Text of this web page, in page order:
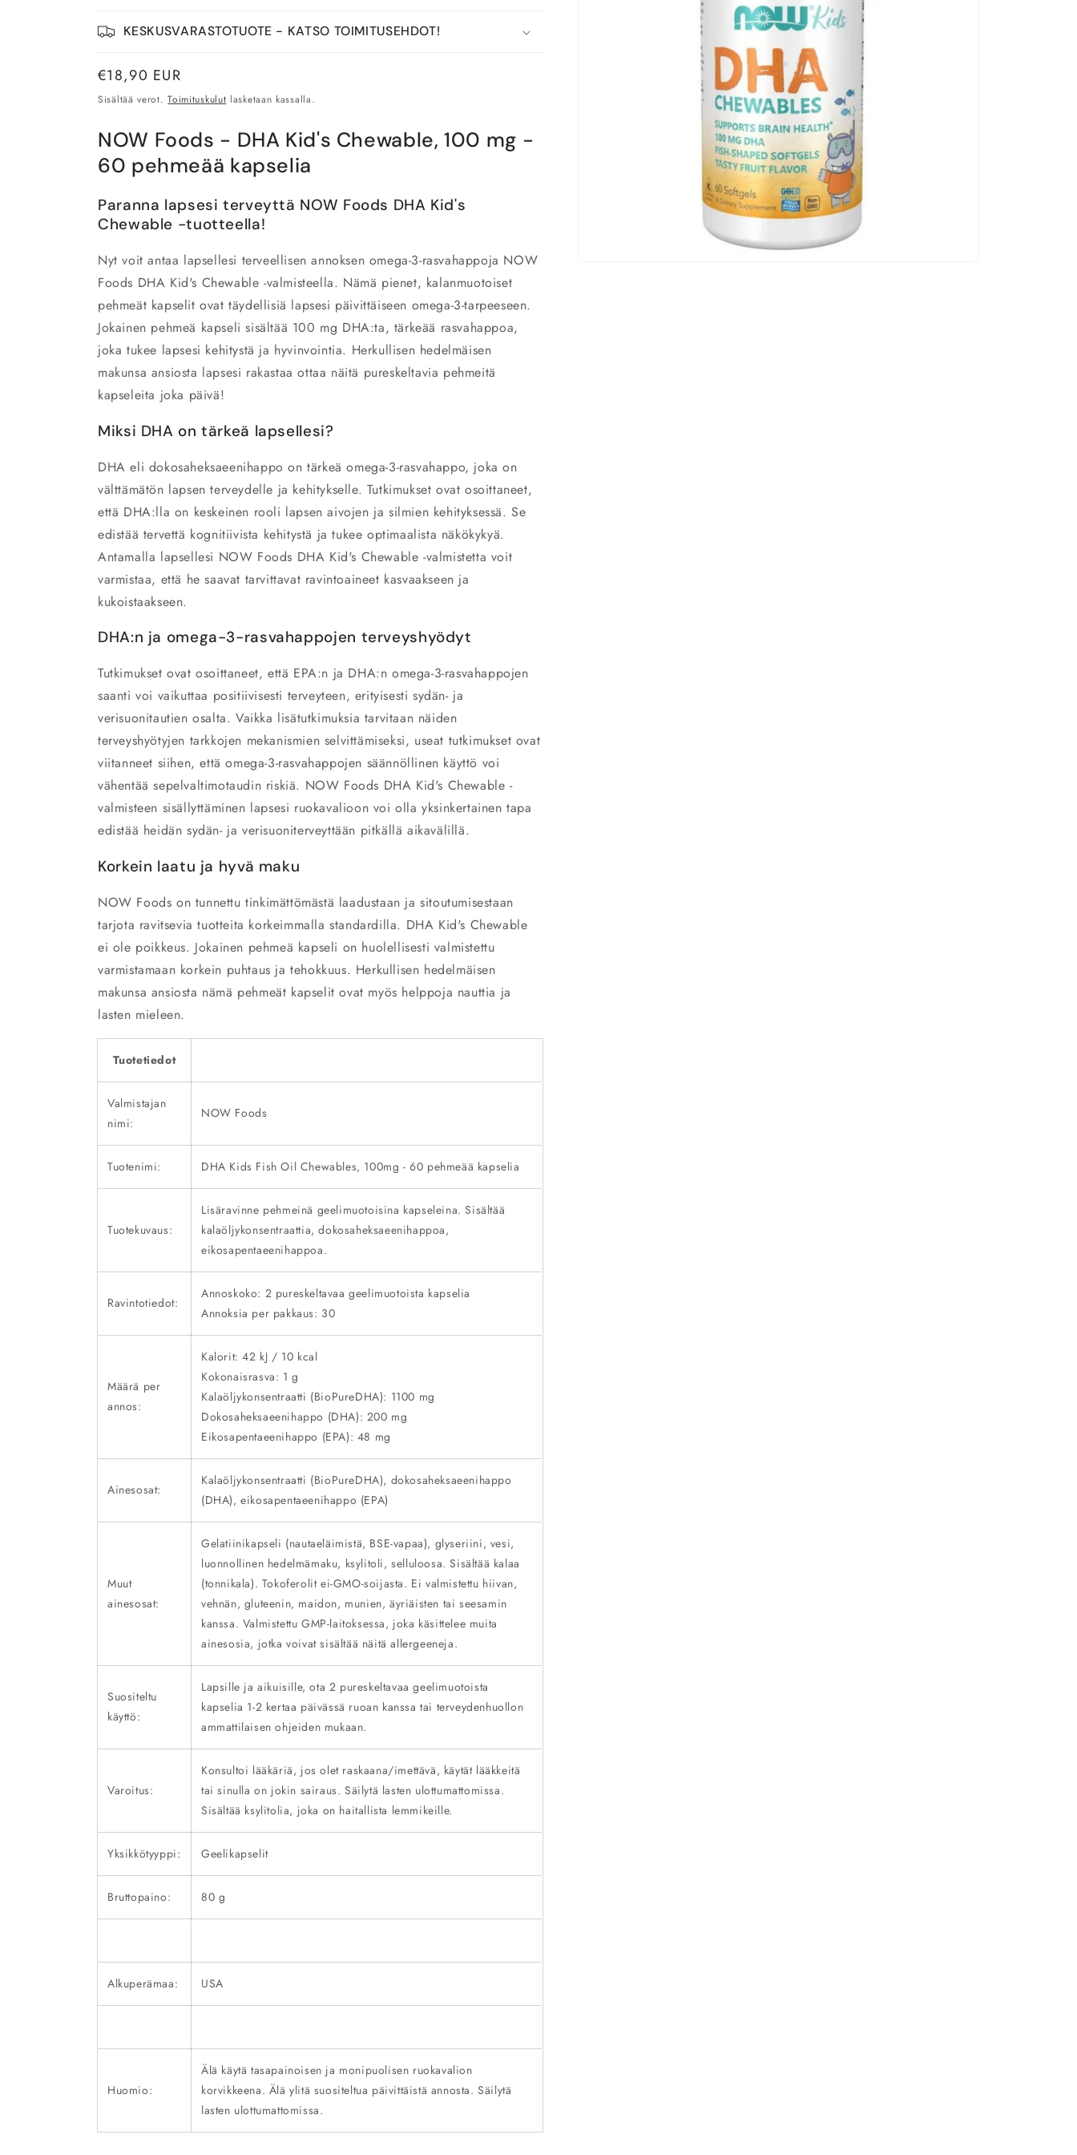
KESKUSVARASTOTUOTE - KATSO TOIMITUSEHDOT!
Normaalihinta
€18,90 EUR
Sisältää verot.Toimituskulut lasketaan kassalla.
NOW Foods - DHA Kid's Chewable, 100 mg -
60 pehmeää kapselia
Paranna lapsesi terveyttä NOW Foods DHA Kid's
Chewable -tuotteella!
Nyt voit antaa lapsellesi terveellisen annoksen omega-3-rasvahappoja NOW
Foods DHA Kid's Chewable -valmisteella. Nämä pienet, kalanmuotoiset
pehmeät kapselit ovat täydellisiä lapsesi päivittäiseen omega-3-tarpeeseen.
Jokainen pehmeä kapseli sisältää 100 mg DHA:ta, tärkeää rasvahappoa,
joka tukee lapsesi kehitystä ja hyvinvointia. Herkullisen hedelmäisen
makunsa ansiosta lapsesi rakastaa ottaa näitä pureskeltavia pehmeitä
kapseleita joka päivä!
Miksi DHA on tärkeä lapsellesi?
DHA eli dokosaheksaeenihappo on tärkeä omega-3-rasvahappo, joka on
välttämätön lapsen terveydelle ja kehitykselle. Tutkimukset ovat osoittaneet,
että DHA:lla on keskeinen rooli lapsen aivojen ja silmien kehityksessä. Se
edistää tervettä kognitiivista kehitystä ja tukee optimaalista näkökykyä.
Antamalla lapsellesi NOW Foods DHA Kid's Chewable -valmistetta voit
varmistaa, että he saavat tarvittavat ravintoaineet kasvaakseen ja
kukoistaakseen.
DHA:n ja omega-3-rasvahappojen terveyshyödyt
Tutkimukset ovat osoittaneet, että EPA:n ja DHA:n omega-3-rasvahappojen
saanti voi vaikuttaa positiivisesti terveyteen, erityisesti sydän- ja
verisuonitautien osalta. Vaikka lisätutkimuksia tarvitaan näiden
terveyshyötyjen tarkkojen mekanismien selvittämiseksi, useat tutkimukset ovat
viitanneet siihen, että omega-3-rasvahappojen säännöllinen käyttö voi
vähentää sepelvaltimotaudin riskiä. NOW Foods DHA Kid's Chewable -
valmisteen sisällyttäminen lapsesi ruokavalioon voi olla yksinkertainen tapa
edistää heidän sydän- ja verisuoniterveyttään pitkällä aikavälillä.
Korkein laatu ja hyvä maku
NOW Foods on tunnettu tinkimättömästä laadustaan ja sitoutumisestaan
tarjota ravitsevia tuotteita korkeimmalla standardilla. DHA Kid's Chewable
ei ole poikkeus. Jokainen pehmeä kapseli on huolellisesti valmistettu
varmistamaan korkein puhtaus ja tehokkuus. Herkullisen hedelmäisen
makunsa ansiosta nämä pehmeät kapselit ovat myös helppoja nauttia ja
lasten mieleen.
Tuotetiedot
Valmistajan
nimi:
NOW Foods
Tuotenimi: DHA Kids Fish Oil Chewables, 100mg - 60 pehmeää kapselia
Tuotekuvaus:
Lisäravinne pehmeinä geelimuotoisina kapseleina. Sisältää
kalaöljykonsentraattia, dokosaheksaeenihappoa,
eikosapentaeenihappoa.
Ravintotiedot:
Annoskoko: 2 pureskeltavaa geelimuotoista kapselia
Annoksia per pakkaus: 30
Määrä per
annos:
Kalorit: 42 kJ / 10 kcal
Kokonaisrasva: 1 g
Kalaöljykonsentraatti (BioPureDHA): 1100 mg
Dokosaheksaeenihappo (DHA): 200 mg
Eikosapentaeenihappo (EPA): 48 mg
Ainesosat:
Kalaöljykonsentraatti (BioPureDHA), dokosaheksaeenihappo
(DHA), eikosapentaeenihappo (EPA)
Muut
ainesosat:
Gelatiinikapseli (nautaeläimistä, BSE-vapaa), glyseriini, vesi,
luonnollinen hedelmämaku, ksylitoli, selluloosa. Sisältää kalaa
(tonnikala). Tokoferolit ei-GMO-soijasta. Ei valmistettu hiivan,
vehnän, gluteenin, maidon, munien, äyriäisten tai seesamin
kanssa. Valmistettu GMP-laitoksessa, joka käsittelee muita
ainesosia, jotka voivat sisältää näitä allergeeneja.
Suositeltu
käyttö:
Lapsille ja aikuisille, ota 2 pureskeltavaa geelimuotoista
kapselia 1-2 kertaa päivässä ruoan kanssa tai terveydenhuollon
ammattilaisen ohjeiden mukaan.
Varoitus:
Konsultoi lääkäriä, jos olet raskaana/imettävä, käytät lääkkeitä
tai sinulla on jokin sairaus. Säilytä lasten ulottumattomissa.
Sisältää ksylitolia, joka on haitallista lemmikeille.
Yksikkötyyppi: Geelikapselit
Bruttopaino: 80 g
Alkuperämaa: USA
Huomio:
Älä käytä tasapainoisen ja monipuolisen ruokavalion
korvikkeena. Älä ylitä suositeltua päivittäistä annosta. Säilytä
lasten ulottumattomissa.